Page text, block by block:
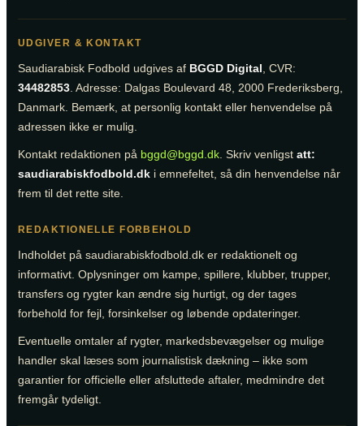
UDGIVER & KONTAKT
Saudiarabisk Fodbold udgives af BGGD Digital, CVR:
34482853. Adresse: Dalgas Boulevard 48, 2000 Frederiksberg,
Danmark. Bemærk, at personlig kontakt eller henvendelse på
adressen ikke er mulig.
Kontakt redaktionen på bggd@bggd.dk. Skriv venligst att:
saudiarabiskfodbold.dk i emnefeltet, så din henvendelse når
frem til det rette site.
REDAKTIONELLE FORBEHOLD
Indholdet på saudiarabiskfodbold.dk er redaktionelt og
informativt. Oplysninger om kampe, spillere, klubber, trupper,
transfers og rygter kan ændre sig hurtigt, og der tages
forbehold for fejl, forsinkelser og løbende opdateringer.
Eventuelle omtaler af rygter, markedsbevægelser og mulige
handler skal læses som journalistisk dækning – ikke som
garantier for officielle eller afsluttede aftaler, medmindre det
fremgår tydeligt.